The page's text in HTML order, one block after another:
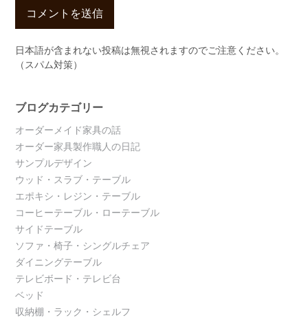
日本語が含まれない投稿は無視されますのでご注意ください。
（スパム対策）
ブログカテゴリー
オーダーメイド家具の話
オーダー家具製作職人の日記
サンプルデザイン
ウッド・スラブ・テーブル
エポキシ・レジン・テーブル
コーヒーテーブル・ローテーブル
サイドテーブル
ソファ・椅子・シングルチェア
ダイニングテーブル
テレビボード・テレビ台
ベッド
収納棚・ラック・シェルフ